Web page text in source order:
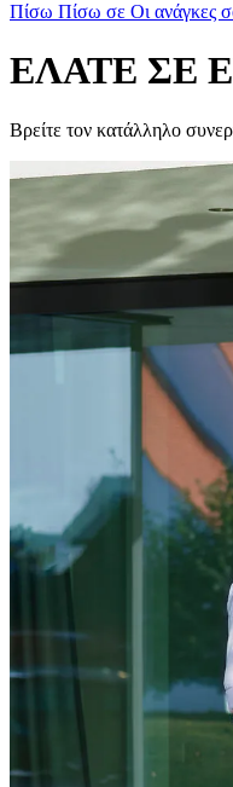
Πίσω Πίσω σε Οι ανάγκες
ΕΛΑΤΕ ΣΕ
Βρείτε τον κατάλληλο